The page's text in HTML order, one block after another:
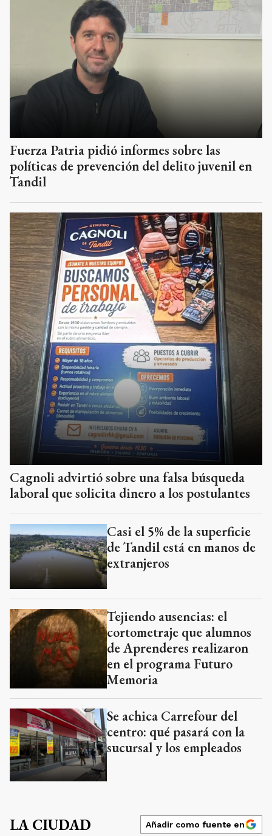
Fuerza Patria pidió informes sobre las
políticas de prevención del delito juvenil en
Tandil
Cagnoli advirtió sobre una falsa búsqueda
laboral que solicita dinero a los postulantes
Casi el 5% de la superficie
de Tandil está en manos de
extranjeros
Tejiendo ausencias: el
cortometraje que alumnos
de Aprenderes realizaron
en el programa Futuro
Memoria
Se achica Carrefour del
centro: qué pasará con la
sucursal y los empleados
LA CIUDAD Añadir como fuente en